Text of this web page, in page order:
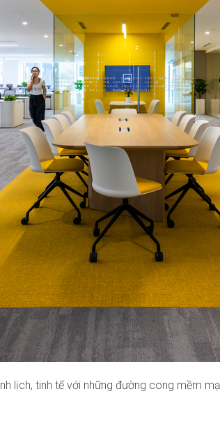
lịch, tinh tế với những đường cong mềm